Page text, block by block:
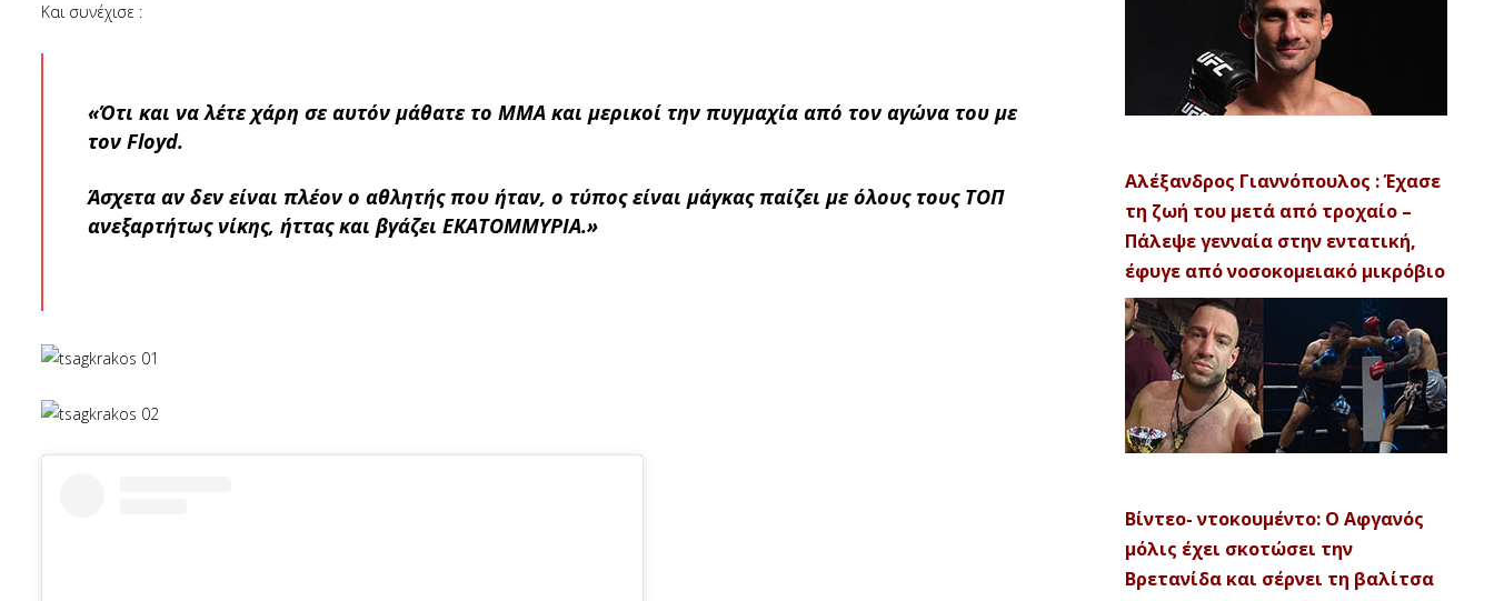
Και συνέχισε :
«Ότι και να λέτε χάρη σε αυτόν μάθατε το ΜΜΑ και μερικοί την πυγμαχία από τον αγώνα του με
τον Floyd.
Άσχετα αν δεν είναι πλέον ο αθλητής που ήταν, ο τύπος είναι μάγκας παίζει με όλους τους ΤΟΠ
ανεξαρτήτως νίκης, ήττας και βγάζει ΕΚΑΤΟΜΜΥΡΙΑ.»
Αλέξανδρος Γιαννόπουλος : Έχασε
τη ζωή του μετά από τροχαίο –
Πάλεψε γενναία στην εντατική,
έφυγε από νοσοκομειακό μικρόβιο
Βίντεο- ντοκουμέντο: Ο Αφγανός
μόλις έχει σκοτώσει την
Βρετανίδα και σέρνει τη βαλίτσα